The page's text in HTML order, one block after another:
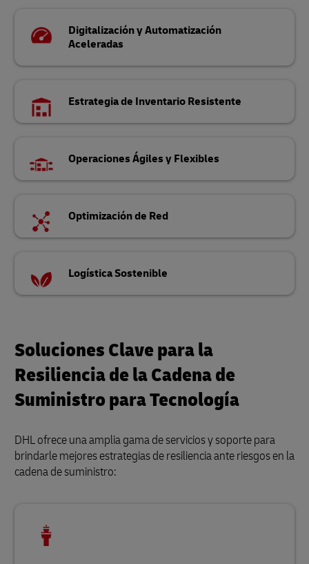
Digitalización y Automatización
Aceleradas
Estrategia de Inventario Resistente
Operaciones Ágiles y Flexibles
Optimización de Red
Logística Sostenible
Soluciones Clave para la
Resiliencia de la Cadena de
Suministro para Tecnología
DHL ofrece una amplia gama de servicios y soporte para
brindarle mejores estrategias de resiliencia ante riesgos en la
cadena de suministro: